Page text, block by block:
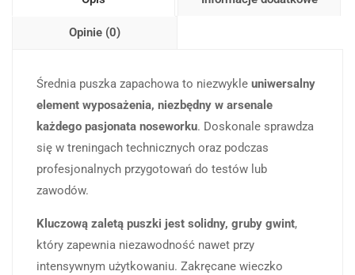
Opinie (0)
Średnia puszka zapachowa to niezwykle uniwersalny
element wyposażenia, niezbędny w arsenale
każdego pasjonata noseworku. Doskonale sprawdza
się w treningach technicznych oraz podczas
profesjonalnych przygotowań do testów lub
zawodów.
Kluczową zaletą puszki jest solidny, gruby gwint,
który zapewnia niezawodność nawet przy
intensywnym użytkowaniu. Zakręcane wieczko